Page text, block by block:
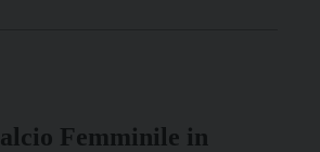
Femminile in